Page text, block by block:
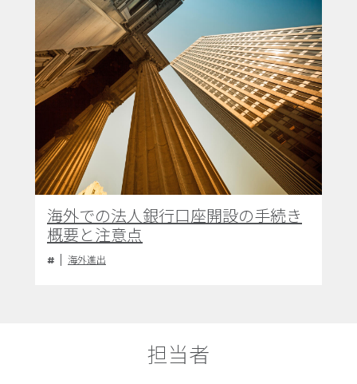
海外での法人銀行口座開設の手続き
概要と注意点
海外進出
担当者